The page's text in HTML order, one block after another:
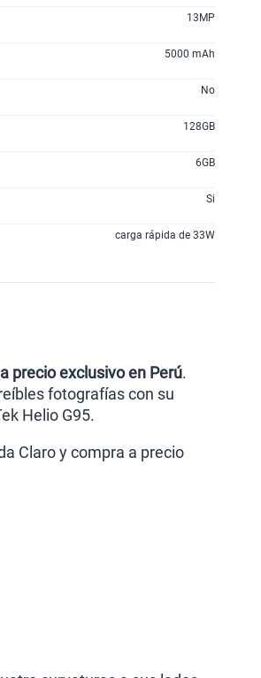
13MP
5000 mAh
No
128GB
6GB
Si
carga rápida de 33W
precio exclusivo en Perú.
fotografías con su
Helio G95.
Claro y compra a precio